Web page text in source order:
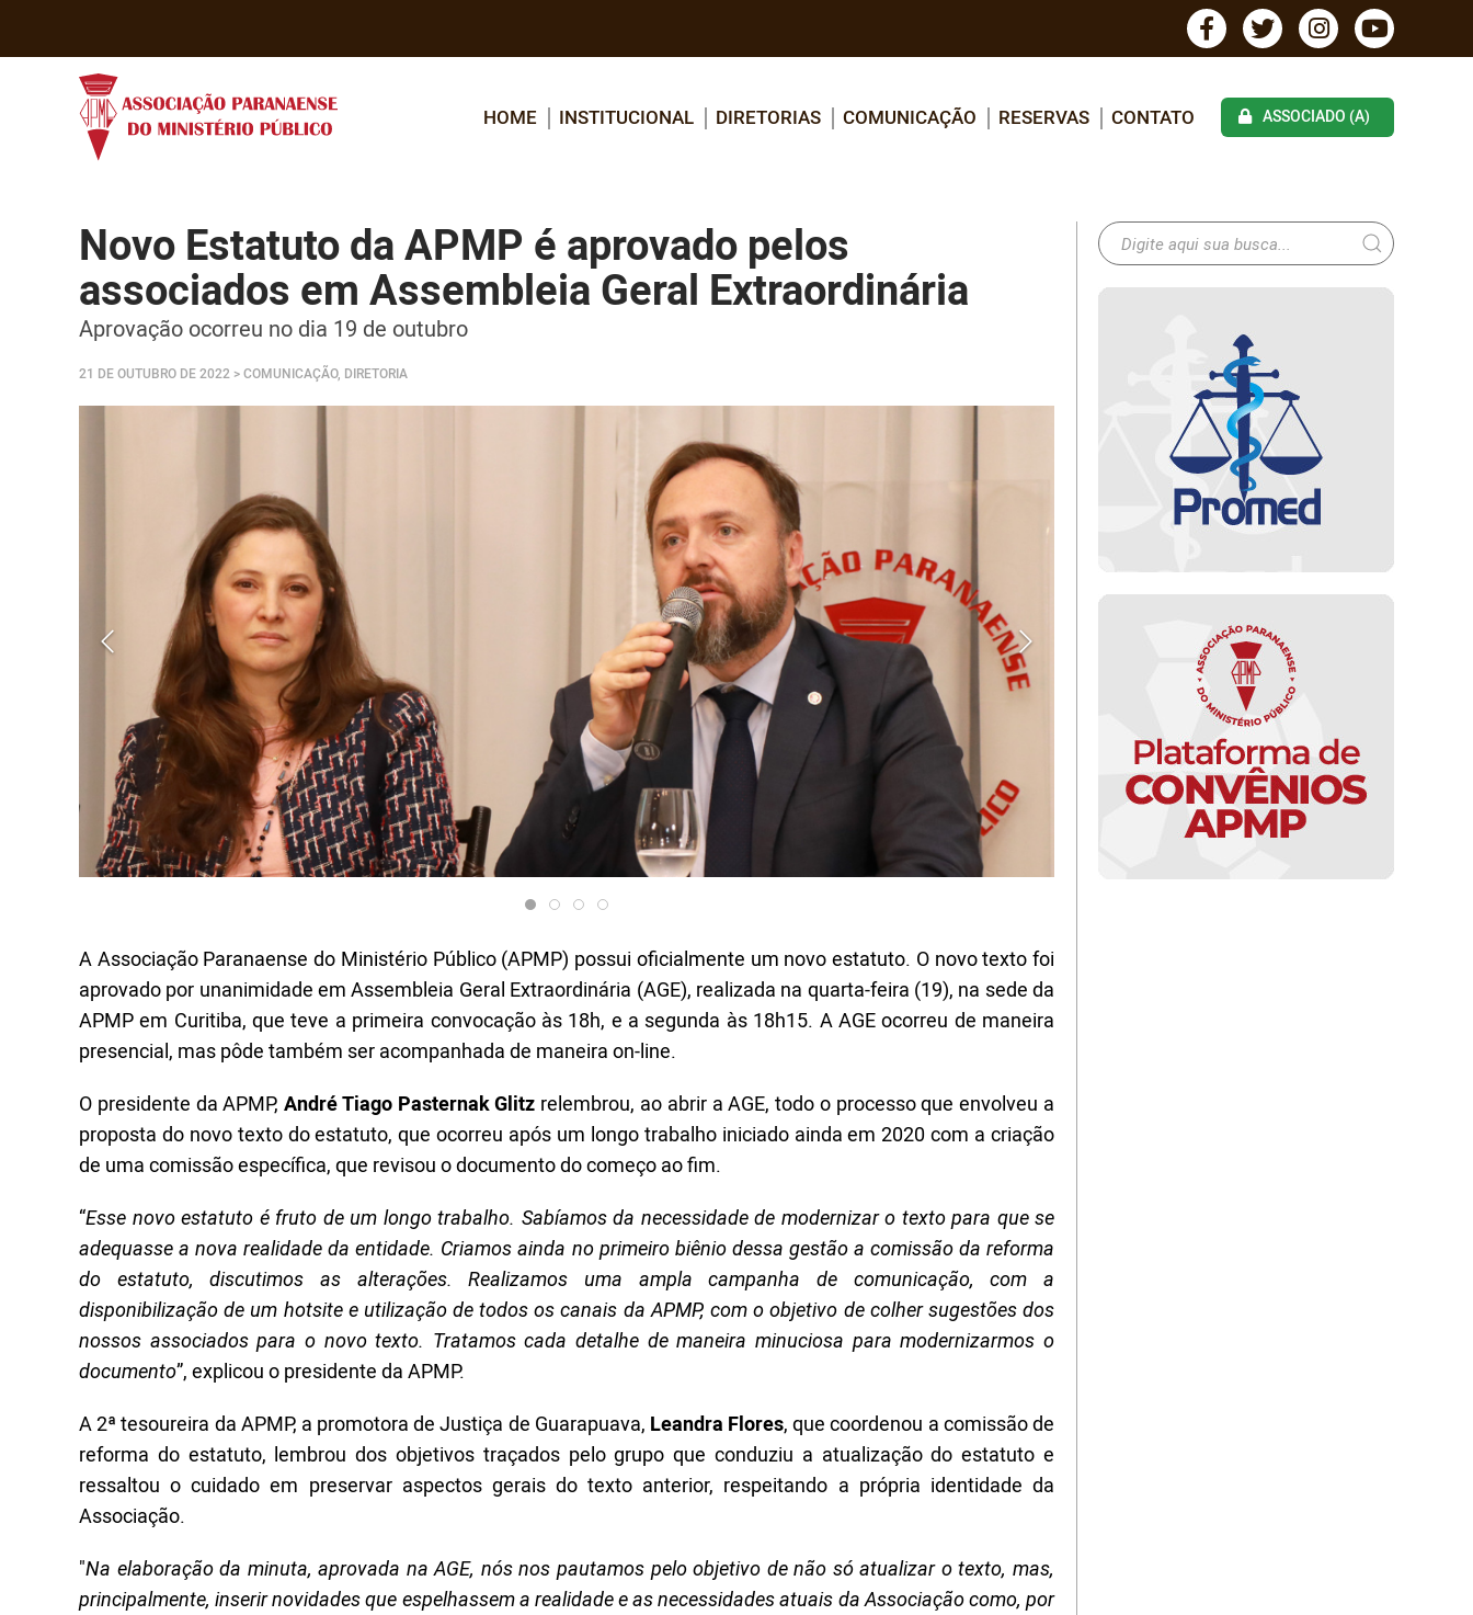
HOME INSTITUCIONAL DIRETORIAS COMUNICAÇÃO RESERVAS CONTATO ASSOCIADO (A)
Novo Estatuto da APMP é aprovado pelos
associados em Assembleia Geral Extraordinária
Aprovação ocorreu no dia 19 de outubro
21 DE OUTUBRO DE 2022 > COMUNICAÇÃO, DIRETORIA
A Associação Paranaense do Ministério Público (APMP) possui oficialmente um novo estatuto. O novo texto foi
aprovado por unanimidade em Assembleia Geral Extraordinária (AGE), realizada na quarta-feira (19), na sede da
APMP em Curitiba, que teve a primeira convocação às 18h, e a segunda às 18h15. A AGE ocorreu de maneira
presencial, mas pôde também ser acompanhada de maneira on-line.
O presidente da APMP, André Tiago Pasternak Glitz relembrou, ao abrir a AGE, todo o processo que envolveu a
proposta do novo texto do estatuto, que ocorreu após um longo trabalho iniciado ainda em 2020 com a criação
de uma comissão específica, que revisou o documento do começo ao fim.
“Esse novo estatuto é fruto de um longo trabalho. Sabíamos da necessidade de modernizar o texto para que se
adequasse a nova realidade da entidade. Criamos ainda no primeiro biênio dessa gestão a comissão da reforma
do estatuto, discutimos as alterações. Realizamos uma ampla campanha de comunicação, com a
disponibilização de um hotsite e utilização de todos os canais da APMP, com o objetivo de colher sugestões dos
nossos associados para o novo texto. Tratamos cada detalhe de maneira minuciosa para modernizarmos o
documento”, explicou o presidente da APMP.
A 2ª tesoureira da APMP, a promotora de Justiça de Guarapuava, Leandra Flores, que coordenou a comissão de
reforma do estatuto, lembrou dos objetivos traçados pelo grupo que conduziu a atualização do estatuto e
ressaltou o cuidado em preservar aspectos gerais do texto anterior, respeitando a própria identidade da
Associação.
"Na elaboração da minuta, aprovada na AGE, nós nos pautamos pelo objetivo de não só atualizar o texto, mas,
principalmente, inserir novidades que espelhassem a realidade e as necessidades atuais da Associação como, por